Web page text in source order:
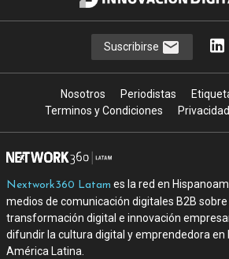
Suscribirse
Nosotros Periodistas
Terminos y Condiciones
Privacidad
Nextwork360 Latam es la red en
medios de comunicación digitales B2B
transformación digital e innovación
difundir la cultura digital y emprendedora en
América Latina.